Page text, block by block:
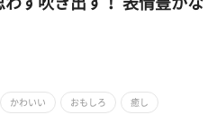
かわいい おもしろ 癒し